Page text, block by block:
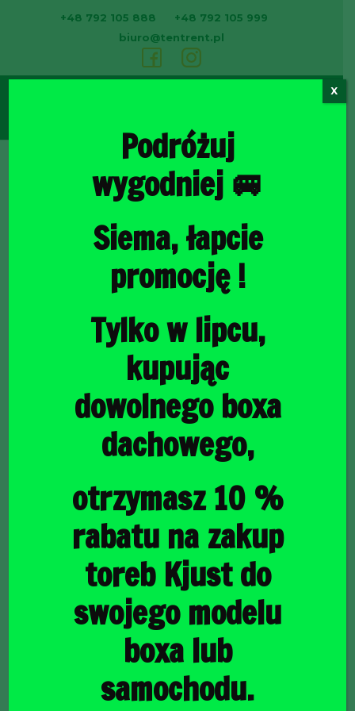
+48 792 105 888
+48 792 105 999
biuro@tentrent.pl
Torby do bagażnika
/ MERCEDES-BENZ E KOMBI
2009-2016 TORBY DO BAGAŻNIKA 5 SZT
MERCEDES-BENZ E
KOMBI 2009-2016
TORBY DO BAGAŻNIKA
5 SZT
Podróżuj
wygodniej 🚐
Siema, łapcie
promocję !
Tylko w lipcu,
kupując
dowolnego boxa
dachowego,
otrzymasz 10 %
rabatu na zakup
toreb Kjust do
swojego modelu
boxa lub
samochodu.
X